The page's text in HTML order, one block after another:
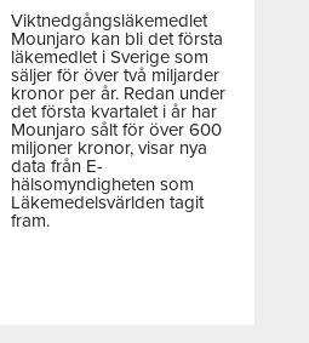
Viktnedgångsläkemedlet
Mounjaro kan bli det första
läkemedlet i Sverige som
säljer för över två miljarder
kronor per år. Redan under
det första kvartalet i år har
Mounjaro sålt för över 600
miljoner kronor, visar nya
data från E-
hälsomyndigheten som
Läkemedelsvärlden tagit
fram.